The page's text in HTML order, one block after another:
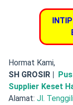
Hormat Kami,
SH GROSIR |
Supplier Keset
Alamat: Jl.